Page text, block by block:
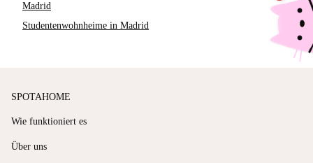
Madrid
Studentenwohnheime in Madrid
SPOTAHOME
Wie funktioniert es
Über uns